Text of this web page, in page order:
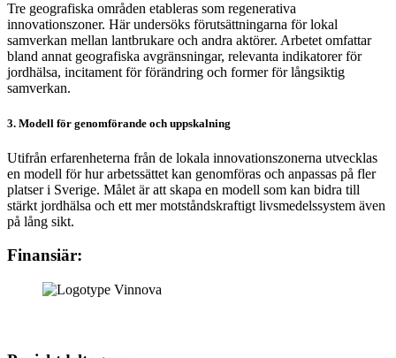
Tre geografiska områden etableras som regenerativa
innovationszoner. Här undersöks förutsättningarna för lokal
samverkan mellan lantbrukare och andra aktörer. Arbetet omfattar
bland annat geografiska avgränsningar, relevanta indikatorer för
jordhälsa, incitament för förändring och former för långsiktig
samverkan.
3. Modell för genomförande och uppskalning
Utifrån erfarenheterna från de lokala innovationszonerna utvecklas
en modell för hur arbetssättet kan genomföras och anpassas på fler
platser i Sverige. Målet är att skapa en modell som kan bidra till
stärkt jordhälsa och ett mer motståndskraftigt livsmedelssystem även
på lång sikt.
Finansiär: